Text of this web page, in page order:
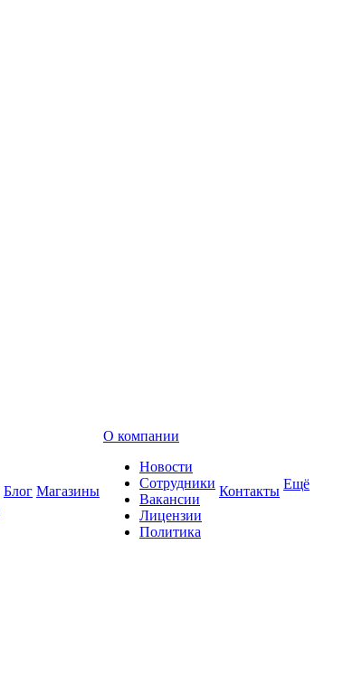
Блог Магазины
О компании
Новости
Сотрудники
Вакансии
Лицензии
Политика
Контакты Ещё